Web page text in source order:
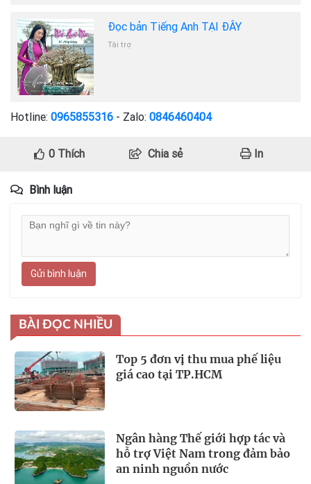
Đọc bản Tiếng Anh TẠI ĐÂY
Tài trợ
Hotline: 0965855316 - Zalo: 0846460404
0Thích Chia sẻ In
Bình luận
Gửi bình luận
BÀI ĐỌC NHIỀU
Top 5 đơn vị thu mua phế liệu
giá cao tại TP.HCM
Ngân hàng Thế giới hợp tác và
hỗ trợ Việt Nam trong đảm bảo
an ninh nguồn nước